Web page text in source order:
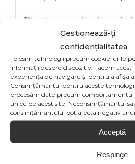
Gestionează-ți
confidențialitatea
Folosim tehnologii precum cookie-urile
informații despre dispozitiv. Facem
experiența de navigare și pentru a afișa
Consimțământul pentru aceste
procesăm date precum comportamentul
unice pe acest site. Neconsimțământul
consimțământului pot afecta negativ
Acceptă
Respinge
**Livrăm gratuit prin curierii
București, pentru ca toate
ajungă în perfectă stare la
Share On